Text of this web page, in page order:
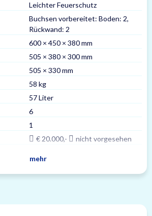
Leichter Feuerschutz
Buchsen vorbereitet: Boden: 2,
Rückwand: 2
600 × 450 × 380 mm
505 × 380 × 300 mm
505 × 330 mm
58 kg
57 Liter
6
1
€ 20.000,- nicht vorgesehen
mehr